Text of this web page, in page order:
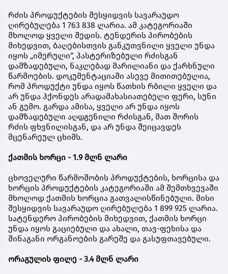
რძის პროდუქტების შესყიდვის სავარაუდო
ღირებულება 1 763 838 ლარია. ამ კატეგორიაში
მხოლოდ ყველი შედის. ტენდერის პირობების
მიხედვით, ბაღებისთვის განკუთვნილი ყველი უნდა
იყოს „იმერული“, პასტერიზებული რძისგან
დამზადებული, ნაკლებად მარილიანი და ქარხნული
წარმოების. დოკუმენტაციაში ასევე მითითებულია,
რომ პროდუქტი უნდა იყოს წათხის რბილი ყველი და
არ უნდა ჰქონდეს არადამახასიათებელი ფერი, სუნი
ან გემო. გარდა ამისა, ყველი არ უნდა იყოს
დამზადებული აღდგენილი რძისგან, მათ შორის
რძის ფხვნილისგან, და არ უნდა შეიცავდეს
მცენარეულ ცხიმს.
ქათმის ხორცი - 1.9 მლნ ლარი
ცხოველური წარმოშობის პროდუქტების, ხორცისა და
ხორცის პროდუქტების კატეგორიაში ამ შემთხვევაში
მხოლოდ ქათმის ხორცია გათვალისწინებული. მისი
შესყიდვის სავარაუდო ღირებულება 1 899 925 ლარია.
სატენდერო პირობების მიხედვით, ქათმის ხორცი
უნდა იყოს გაციებული და ახალი, თავ-ფეხისა და
შინაგანი ორგანოების გარეშე და გასუფთავებული.
ორაგულის ფილე - 3.4 მლნ ლარი